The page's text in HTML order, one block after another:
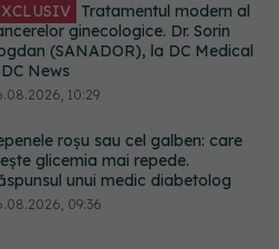
roșu sau cel galben: care
glicemia mai repede.
unui medic diabetolog
09:36
despre tratamentul cu
mari de Vitamina D în cancerul